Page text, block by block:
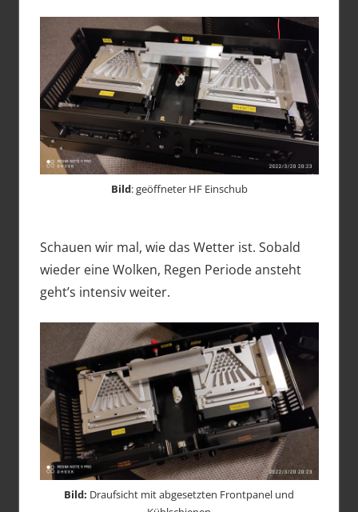
Bild: geöffneter HF Einschub
Schauen wir mal, wie das Wetter ist. Sobald
wieder eine Wolken, Regen Periode ansteht
geht’s intensiv weiter.
Bild: Draufsicht mit abgesetzten Frontpanel und